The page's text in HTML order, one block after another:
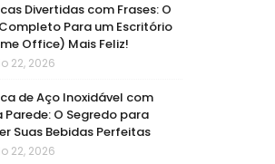
Divertidas com Frases: O
Para um Escritório
Office) Mais Feliz!
22, 2026
de Aço Inoxidável com
Parede: O Segredo para
Suas Bebidas Perfeitas
22, 2026